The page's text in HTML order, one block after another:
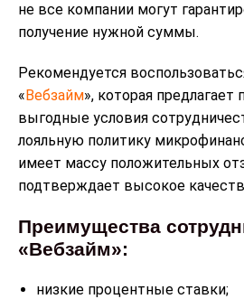
не все компании могут
получение нужной суммы.
Рекомендуется
«Вебзайм», которая предлагает
выгодные условия
лояльную политику
имеет массу положительных
подтверждает высокое
Преимущества
«Вебзайм»:
низкие процентные ставки;